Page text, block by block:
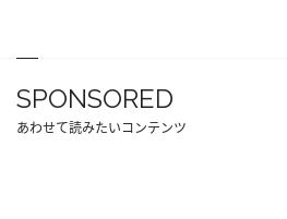
SPONSORED
あわせて読みたいコンテンツ